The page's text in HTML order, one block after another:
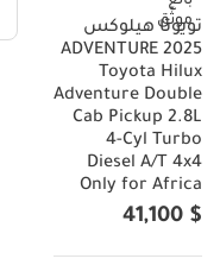
تويوتا هيلوكس
ADVENTURE 2025
Toyota Hilux
Adventure Double
Cab Pickup 2.8L
4-Cyl Turbo
Diesel A/T 4x4
Only for Africa
$ 41,100